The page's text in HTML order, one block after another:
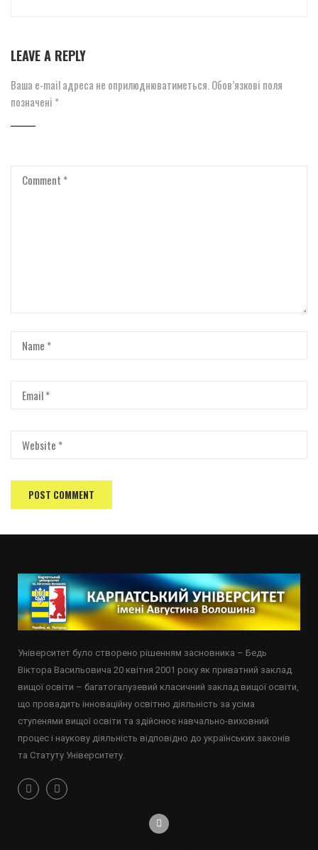
LEAVE A REPLY
Ваша e-mail адреса не оприлюднюватиметься.Обов’язкові поля
позначені *
Університет було створено рішенням засновника – Бедь
Віктора Васильовича 20 квітня 2001 року як приватний заклад
вищої освіти – багатогалузевий класичний заклад вищої освіти,
що провадить інноваційну освітню діяльність за усіма
ступенями вищої освіти та здійснює навчально-виховний
процес і наукову діяльність відповідно до українських законів
та Статуту Університету.